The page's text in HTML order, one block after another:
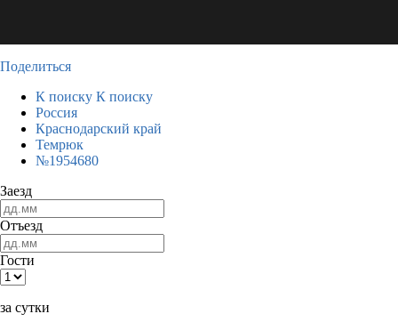
Поделиться
К поиску К поиску
Россия
Краснодарский край
Темрюк
№1954680
Заезд
Отъезд
Гости
за сутки